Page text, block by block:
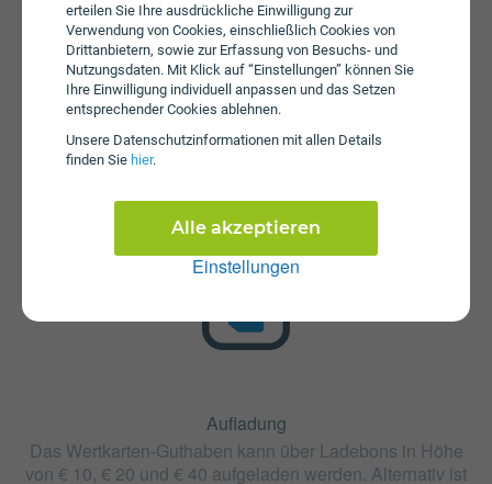
erteilen Sie Ihre ausdrückliche Einwilligung zur
Verwendung von Cookies, einschließlich Cookies von
Drittanbietern, sowie zur Erfassung von Besuchs- und
Nutzungsdaten. Mit Klick auf “Einstellungen” können Sie
Ihre Einwilligung individuell anpassen und das Setzen
entsprechender Cookies ablehnen.
Unsere Daten­schutz­informationen mit allen Details
finden Sie hier.
Einstellungen
Alle akzeptieren
die Webseite von yesss! erhältlich. Tarifoptionen können
nach Erhalt der Karte hinzugebucht werden.
Aufladung
Das Wertkarten-Guthaben kann über Ladebons in Höhe
von € 10, € 20 und € 40 aufgeladen werden. Alternativ ist